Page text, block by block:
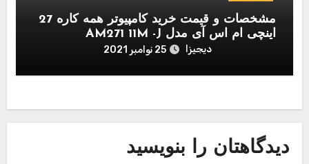
مشخصات و قیمت خرید کامپیوتر همه کاره 27
اینچی ام اس آی مدل AM271 11M -J
دیجیزا 25 نوامبر 2021
دیدگاهتان را بنویسید